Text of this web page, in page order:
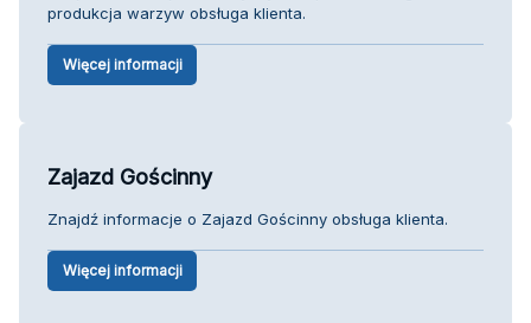
produkcja warzyw obsługa klienta.
Więcej informacji
Zajazd Gościnny
Znajdź informacje o Zajazd Gościnny obsługa klienta.
Więcej informacji